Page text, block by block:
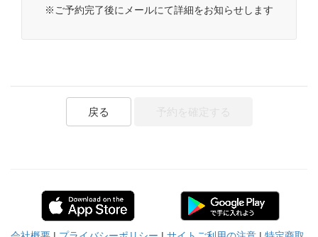
※ご予約完了後にメールにて詳細をお知らせします
戻る